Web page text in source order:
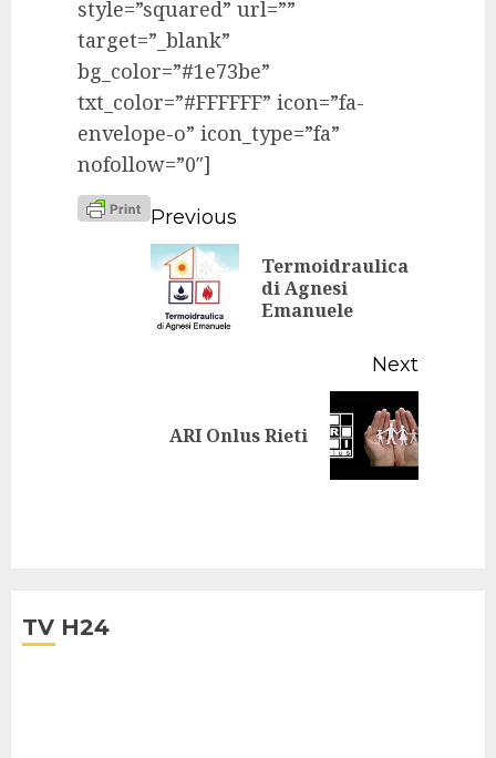
style=”squared” url=””
target=”_blank”
bg_color=”#1e73be”
txt_color=”#FFFFFF” icon=”fa-
envelope-o” icon_type=”fa”
nofollow=”0″]
Continue
Reading
Previous
Termoidraulica
di Agnesi
Emanuele
Next
ARI Onlus Rieti
TV H24